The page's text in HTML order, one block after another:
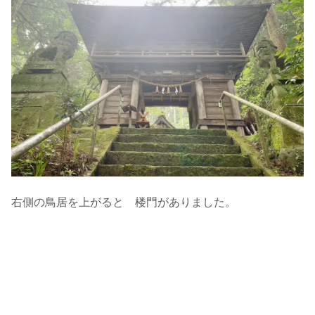
右側の鳥居を上がると 楼門がありました。